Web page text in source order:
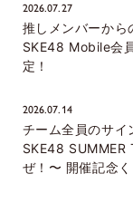
2026.07.27
推しメンバーから
SKE48 Mobile会
定！
2026.07.14
チーム全員のサイ
SKE48
ぜ！〜 開催記念く